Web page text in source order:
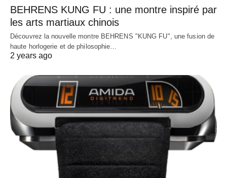
BEHRENS KUNG FU : une montre inspiré par
les arts martiaux chinois
Découvrez la nouvelle montre BEHRENS "KUNG FU", une fusion de
haute horlogerie et de philosophie…
2 years ago